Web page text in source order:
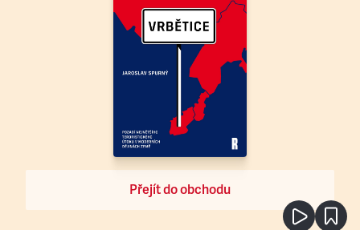
Přejít do obchodu